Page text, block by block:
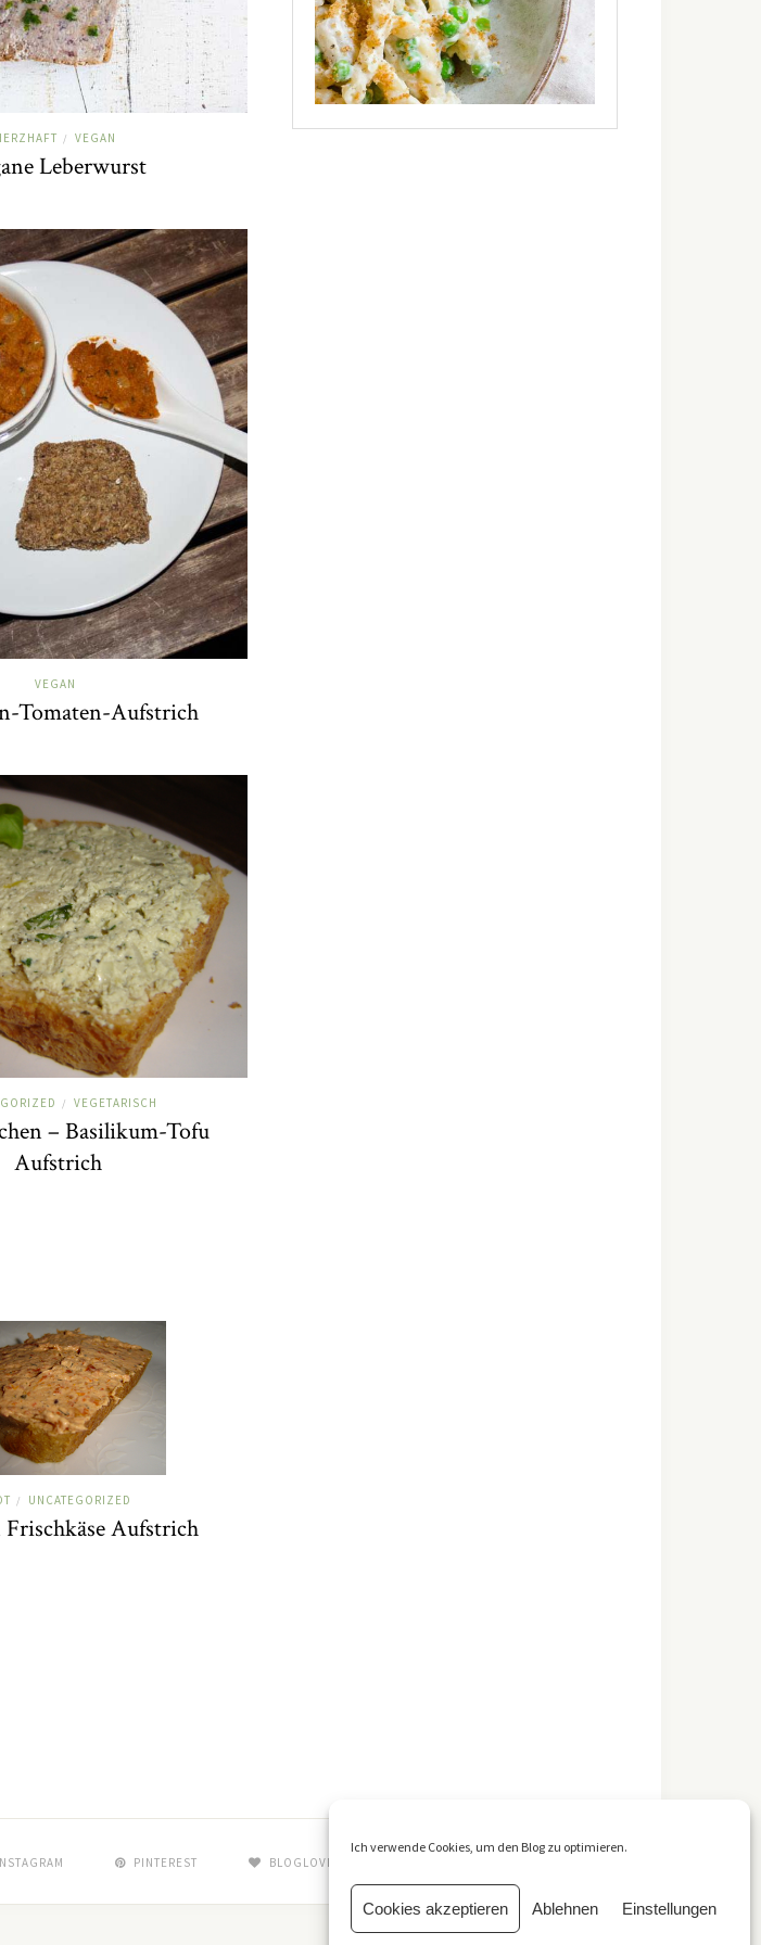
Ich verwende Cookies, um den Blog zu optimieren.
Cookies akzeptieren Ablehnen Einstellungen
/ VEGAN
Leberwurst
VEGAN
Tomaten-Aufstrich
/ VEGETARISCH
– Basilikum-Tofu
Aufstrich
/ UNCATEGORIZED
Aufstrich
PINTEREST BLOGLOVIN